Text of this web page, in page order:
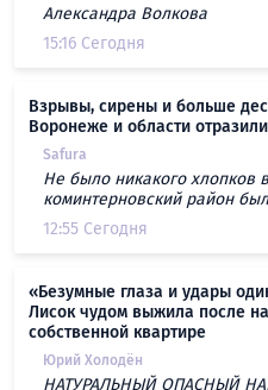
Александра Волкова
15:16 Сегодня
Взрывы, сирены и больше
Воронеже и области
Safura
Не было никакого хлопков
коминтерновский район
12:55 Сегодня
«Безумные глаза и удары
Лисок чудом выжила после
собственной квартире
Юрий Холодён
НАТУРАЛЬНЫЙ ОПАСНЫЙ